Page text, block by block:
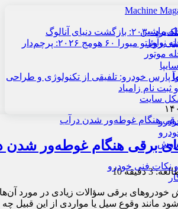
ماشین
نوآور
موتور
سایت
نکات فنی خودرو
آنالوگ
معرفی لامبورگینی روئلتو میورا ۶۰ هومج ۲۰۲۶: پرچم‌دار
پارس خودرو: تلفیقی از تکنولوژی و طراحی
نام زامیاد
برقی هنگام غوطه‌ور شدن
3 دقیقه 10
خودروهای برقی سؤالات زیادی در مورد
مانند وقوع سیل یا مواردی از این قبیل چه